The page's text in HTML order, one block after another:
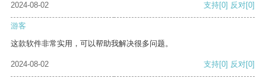
2024-08-02 支持[0] 反对[0]
游客
这款软件非常实用，可以帮助我解决很多问题。
2024-08-02 支持[0] 反对[0]